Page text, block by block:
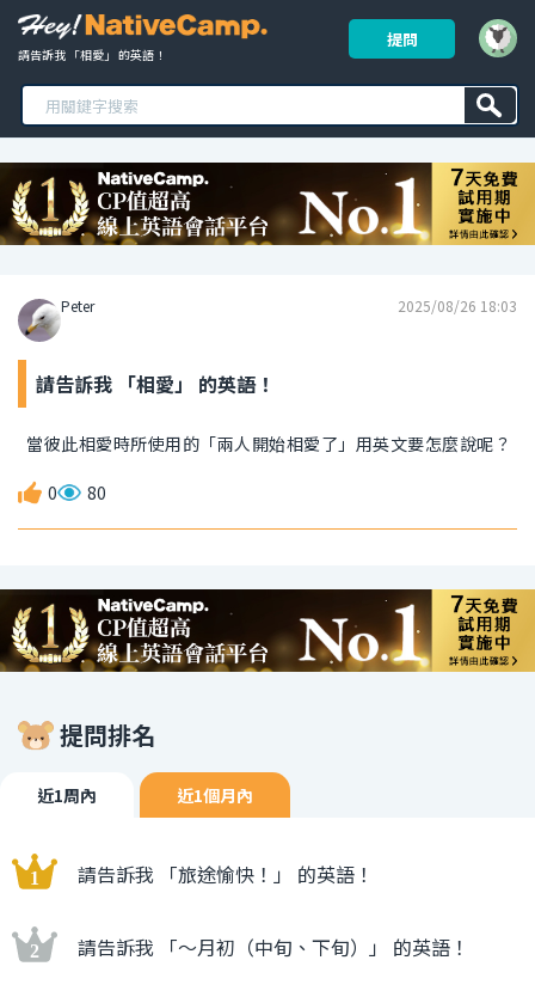
請告訴我 「相愛」 的英語！
提問
Peter 2025/08/26 18:03
請告訴我 「相愛」 的英語！
當彼此相愛時所使用的「兩人開始相愛了」用英文要怎麼說呢？
0 80
提問排名
近1周內 近1個月內
請告訴我 「旅途愉快！」 的英語！
請告訴我 「〜月初（中旬、下旬）」 的英語！